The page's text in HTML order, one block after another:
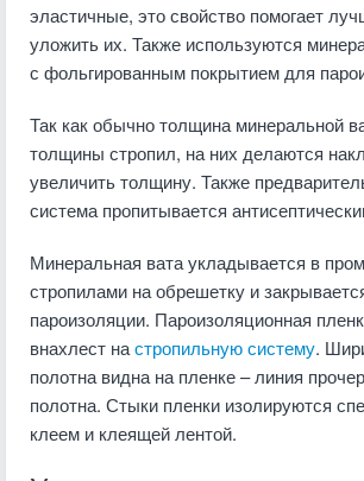
эластичные, это свойство помогает
уложить их. Также используются
с фольгированным покрытием для
Так как обычно толщина минеральной
толщины стропил, на них делаются
увеличить толщину. Также
система пропитывается
Минеральная вата укладывается в
стропилами на обрешетку и
пароизоляции. Пароизоляционная
внахлест настропильную систему.
полотна видна на пленке – линия
полотна. Стыки пленки изолируются
клеем и клеящей лентой.